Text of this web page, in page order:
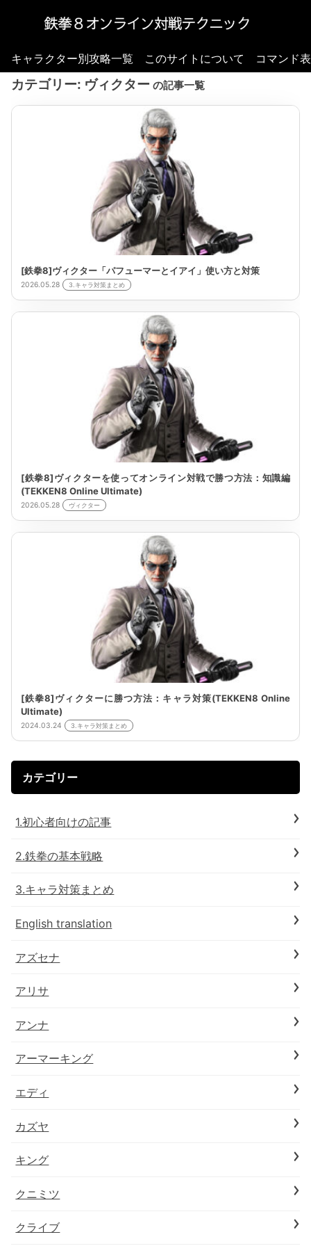
キャラクター別攻略一覧 このサイトについて コマンド
カテゴリー: ヴィクター の記事一覧
[鉄拳8]ヴィクター「パフューマーとイアイ」使い方と対策
2026.05.28 3.キャラ対策まとめ
[鉄拳8]ヴィクターを使ってオンライン対戦で勝つ方法：知識編
(TEKKEN8 Online Ultimate)
2026.05.28 ヴィクター
[鉄拳8]ヴィクターに勝つ方法：キャラ対策(TEKKEN8 Online
Ultimate)
2024.03.24 3.キャラ対策まとめ
カテゴリー
1.初心者向けの記事
2.鉄拳の基本戦略
3.キャラ対策まとめ
English translation
アズセナ
アリサ
アンナ
アーマーキング
エディ
カズヤ
キング
クニミツ
クライブ